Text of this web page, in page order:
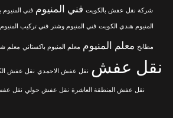
شركة نقل عفش بالكويت فني المنيوم فني المنيوم
المنيوم هندي الكويت فني المنيوم وشتر فني تركيب المنيوم
مطابخ معلم المنيوم معلم المنيوم باكستاني معلم
نقل عفش نقل عفش الاحمدي نقل عفش
نقل عفش المنطقة العاشرة نقل عفش حولي نقل